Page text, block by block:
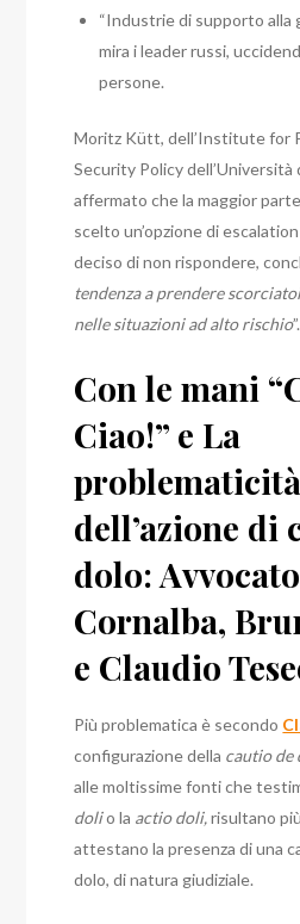
“Industrie di supporto alla
mira i leader russi,
persone.
Moritz Kütt, dell’Institute for
Security Policy dell’Università
affermato che la maggior
scelto un’opzione di
deciso di non rispondere,
tendenza a prendere
nelle situazioni ad alto rischio”.
Con le mani
Ciao!” e La
problematicità
dell’azione di
dolo:
Cornalba,
e Claudio
Più problematica è secondo
configurazione della cautio
alle moltissime fonti che
dolio la actio doli,risultano
attestano la presenza di una
dolo, di natura giudiziale.